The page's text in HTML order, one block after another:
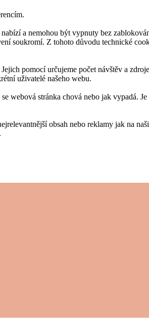
a nemohou být vypnuty bez
soukromí. Z tohoto důvodu technické
pomocí určujeme počet návštěv a
uživatelé našeho webu.
webová stránka chová nebo jak vypadá.
obsah nebo reklamy jak na